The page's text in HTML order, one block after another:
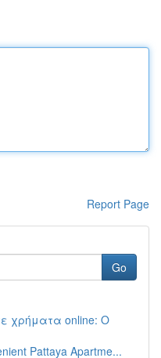
Report Page
Go
χρήματα online: Ο
Pattaya Apartme...